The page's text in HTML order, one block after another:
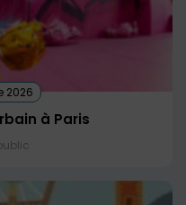
2026
à Paris